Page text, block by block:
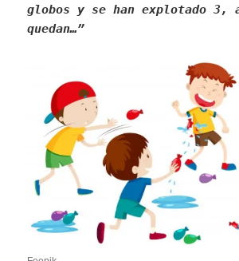
globos y se han explotado 3,
quedan…”